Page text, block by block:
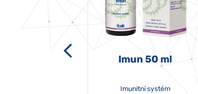
Imun 50 ml
Imunitní systém